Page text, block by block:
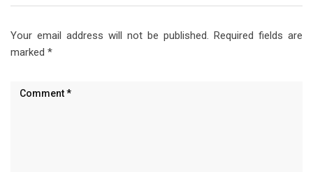
Your email address will not be published. Required fields are
marked *